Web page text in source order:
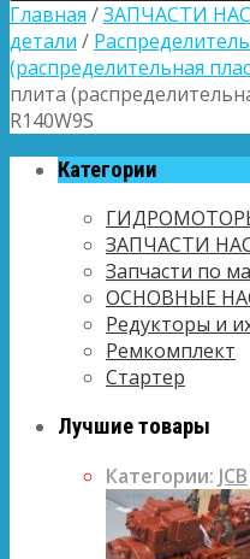
Главная /ЗАПЧАСТИ
детали /
(распределительная
плита
R140W9S
Категории
ЗАПЧАСТИ
Запчасти по
ОСНОВНЫЕ
Редукторы и
Ремкомплект
Стартер
Лучшие товары
Категории: JCB